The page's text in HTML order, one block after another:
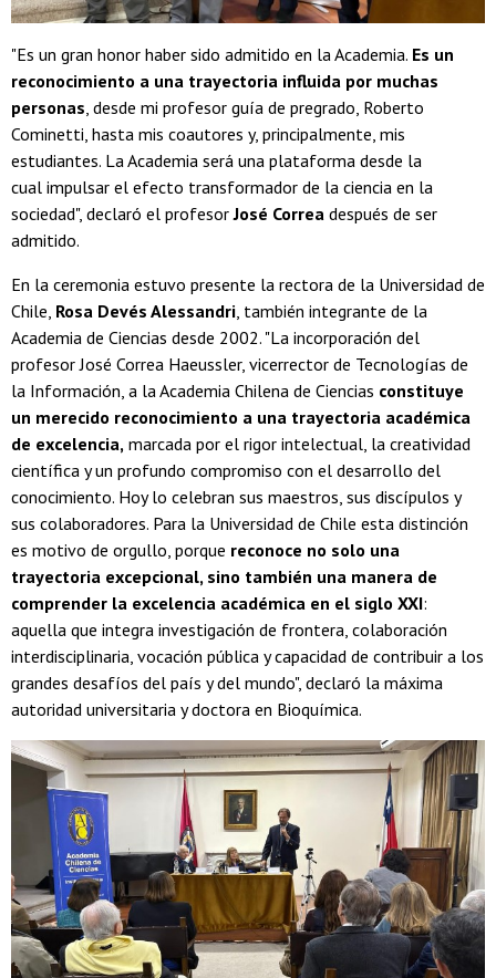
"Es un gran honor haber sido admitido en la Academia. Es un
reconocimiento a una trayectoria influida por muchas
personas, desde mi profesor guía de pregrado, Roberto
Cominetti, hasta mis coautores y, principalmente, mis
estudiantes. La Academia será una plataforma desde la
cual impulsar el efecto transformador de la ciencia en la
sociedad", declaró el profesorJosé Correa después de ser
admitido.
En la ceremonia estuvo presente la rectora de la Universidad de
Chile, Rosa Devés Alessandri, también integrante de la
Academia de Ciencias desde 2002. "La incorporación del
profesor José Correa Haeussler, vicerrector de Tecnologías de
la Información, a la Academia Chilena de Ciencias constituye
un merecido reconocimiento a una trayectoria académica
de excelencia, marcada por el rigor intelectual, la creatividad
científica y un profundo compromiso con el desarrollo del
conocimiento. Hoy lo celebran sus maestros, sus discípulos y
sus colaboradores. Para la Universidad de Chile esta distinción
es motivo de orgullo, porque reconoce no solo una
trayectoria excepcional, sino también una manera de
comprender la excelencia académica en el siglo XXI:
aquella que integra investigación de frontera, colaboración
interdisciplinaria, vocación pública y capacidad de contribuir a los
grandes desafíos del país y del mundo", declaró la máxima
autoridad universitaria y doctora en Bioquímica.